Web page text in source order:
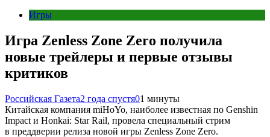
Игры
Игра Zenless Zone Zero получила
новые трейлеры и первые отзывы
критиков
Российская Газета2 года спустя01 минуты
Китайская компания miHoYo, наиболее известная по Genshin
Impact и Honkai: Star Rail, провела специальный стрим
в преддверии релиза новой игры Zenless Zone Zero.